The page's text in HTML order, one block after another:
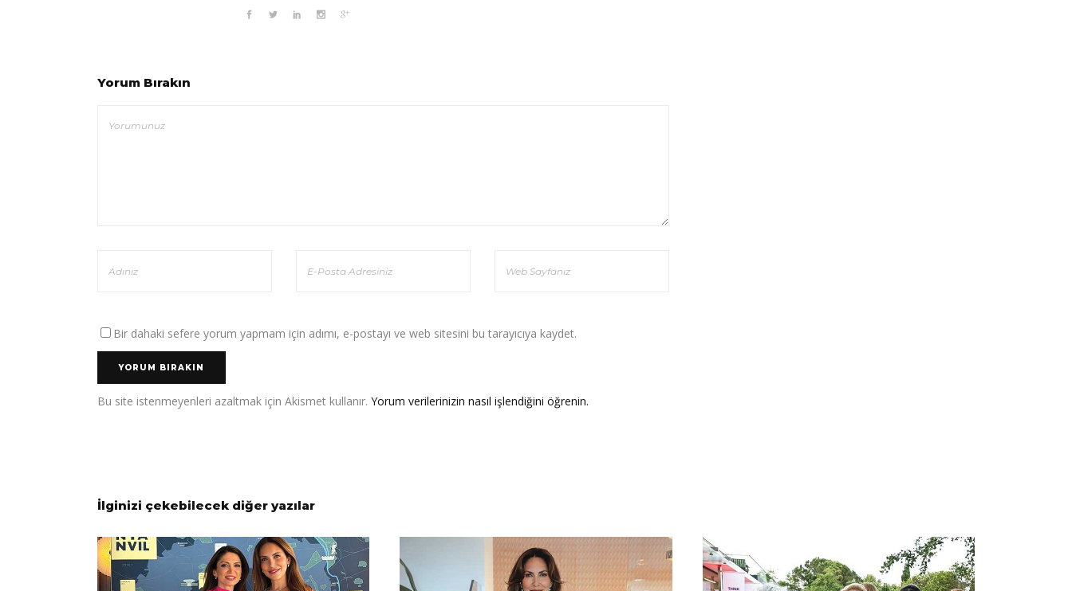
Yorum Bırakın
Bir dahaki sefere yorum yapmam için adımı, e-postayı ve web sitesini bu tarayıcıya kaydet.
Bu site istenmeyenleri azaltmak için Akismet kullanır. Yorum verilerinizin nasıl işlendiğini öğrenin.
İlginizi çekebilecek diğer yazılar